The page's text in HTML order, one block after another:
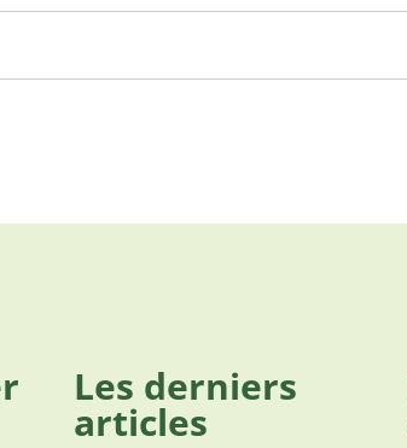
Les derniers
articles